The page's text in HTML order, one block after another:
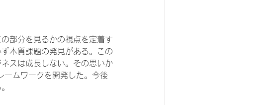
部分を見るかの視点を定着す
本質課題の発見がある。この
スは成長しない。その思いか
ームワークを開発した。今後